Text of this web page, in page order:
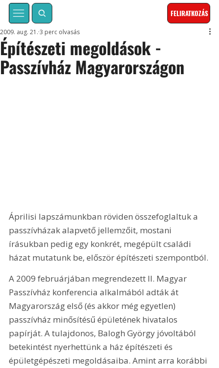
FELIRATKOZÁS
Építészeti megoldások -
Passzívház Magyarországon
2009. aug. 21. 3 perc olvasás
Áprilisi lapszámunkban röviden összefoglaltuk a
passzívházak alapvető jellemzőit, mostani
írásukban pedig egy konkrét, megépült családi
házat mutatunk be, először építészeti szempontból.
A 2009 februárjában megrendezett II. Magyar
Passzívház konferencia alkalmából adták át
Magyarország első (és akkor még egyetlen)
passzívház minősítésű épületének hivatalos
papírját. A tulajdonos, Balogh György jóvoltából
betekintést nyerhettünk a ház építészeti és
épületgépészeti megoldásaiba. Amint arra korábbi